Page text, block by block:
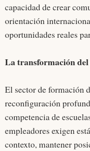
capacidad de crear
orientación
oportunidades reales
La transformación
El sector de formación
reconfiguración
competencia de
empleadores exigen
contexto, mantener